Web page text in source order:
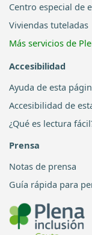
Centro especial de
Viviendas tuteladas
Más servicios de
Accesibilidad
Ayuda de esta
Accesibilidad de
¿Qué es lectura
Prensa
Notas de prensa
Guía rápida para